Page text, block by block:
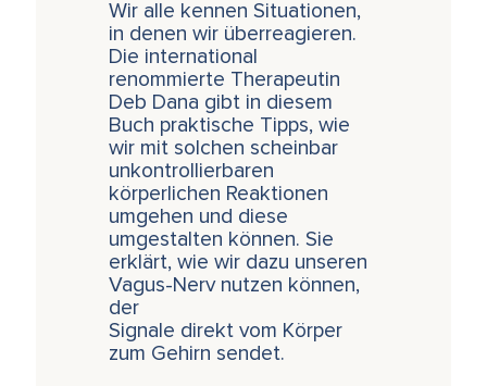
Wir alle kennen Situationen,
in denen wir überreagieren.
Die international
renommierte Therapeutin
Deb Dana gibt in diesem
Buch praktische Tipps, wie
wir mit solchen scheinbar
unkontrollierbaren
körperlichen Reaktionen
umgehen und diese
umgestalten können. Sie
erklärt, wie wir dazu unseren
Vagus-Nerv nutzen können,
der
Signale direkt vom Körper
zum Gehirn sendet.